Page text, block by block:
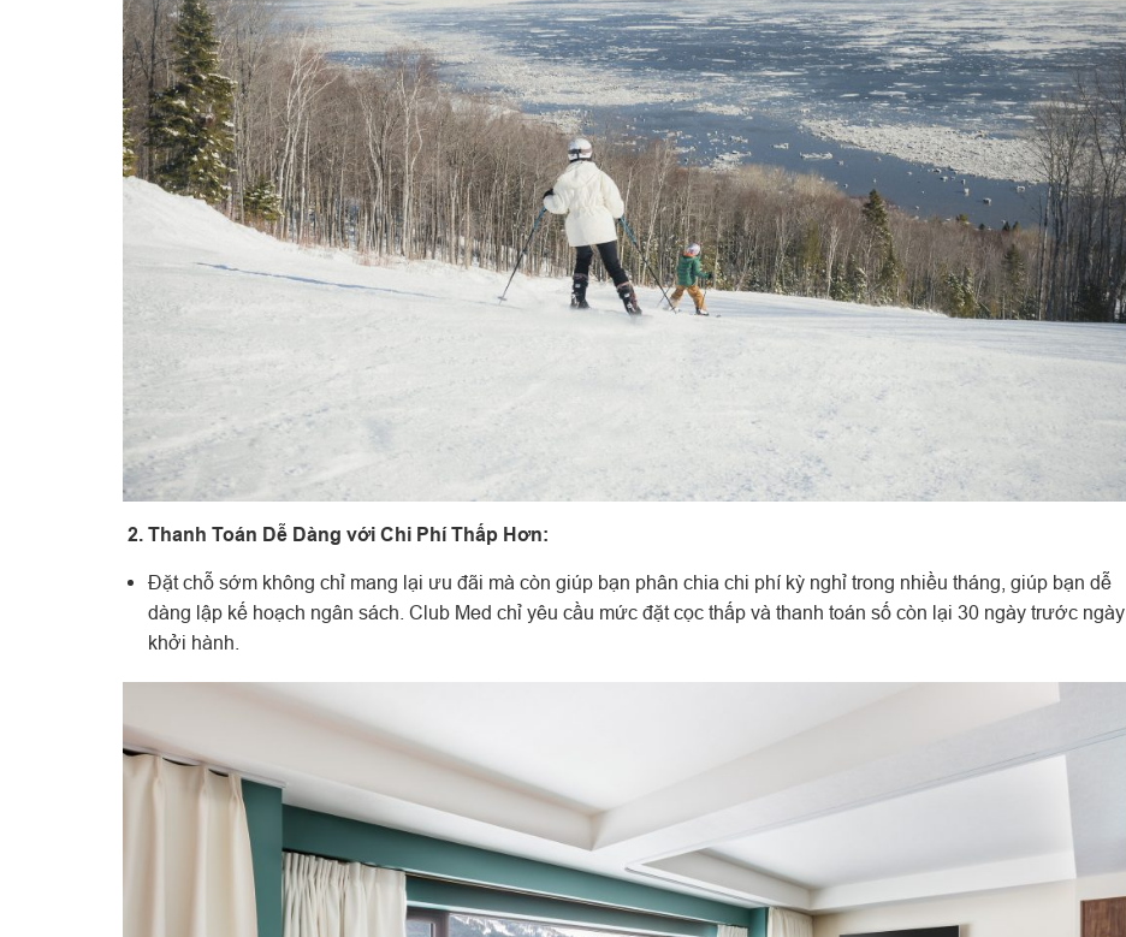
2. Thanh Toán Dễ Dàng với Chi Phí Thấp Hơn:
Đặt chỗ sớm không chỉ mang lại ưu đãi mà còn giúp bạn phân chia chi phí kỳ nghỉ trong nhiều tháng, giúp bạn dễ
dàng lập kế hoạch ngân sách. Club Med chỉ yêu cầu mức đặt cọc thấp và thanh toán số còn lại 30 ngày trước ngày
khởi hành.